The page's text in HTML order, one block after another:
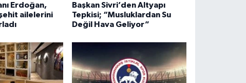
Erdoğan,
şehit ailelerini
Başkan Sivri’den Altyapı
Tepkisi; “Musluklardan Su
Değil Hava Geliyor”